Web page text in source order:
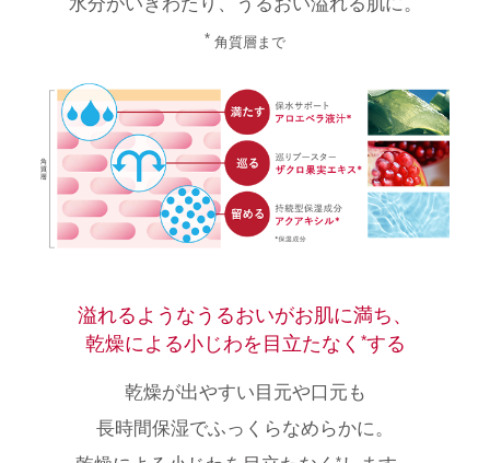
* 角質層まで
溢れるようなうるおいがお肌に満ち、
乾燥による小じわを目立たなく *する
乾燥が出やすい目元や口元も
長時間保湿でふっくらなめらかに。